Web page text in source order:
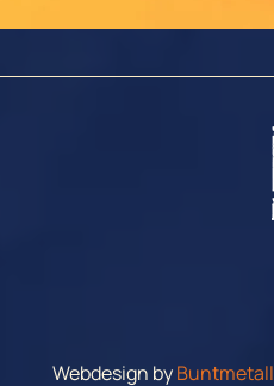
Webdesign byBuntmetall